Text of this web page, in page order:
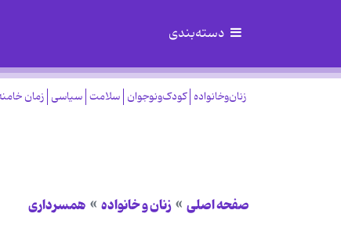
دسته‌بندی
زنان‌وخانواده کودک‌ونوجوان سلامت سیاسی زمان
صفحه اصلی زنان و خانواده همسرداری